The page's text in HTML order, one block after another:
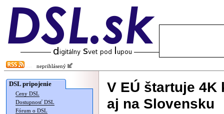
neprihlásený
DSL pripojenie
Ceny DSL
Dostupnosť DSL
Fórum o DSL
V EÚ štartuje
aj na Slovensku